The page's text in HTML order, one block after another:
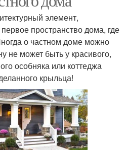
элемент,
пространство дома, где
о частном доме можно
не может быть у красивого,
особняка или коттеджа
крыльца!